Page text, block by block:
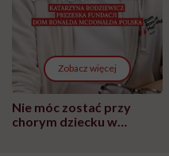
Zobacz więcej
Nie móc zostać przy
chorym dziecku w